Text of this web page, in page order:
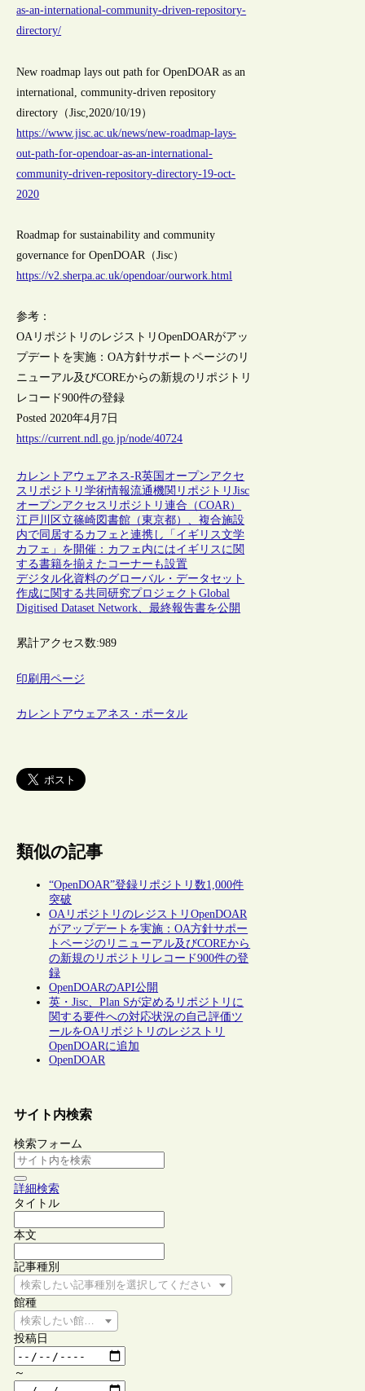
as-an-international-community-driven-repository-
directory/
New roadmap lays out path for OpenDOAR as an
international, community-driven repository
directory（Jisc,2020/10/19）
https://www.jisc.ac.uk/news/new-roadmap-lays-
out-path-for-opendoar-as-an-international-
community-driven-repository-directory-19-oct-
2020
Roadmap for sustainability and community
governance for OpenDOAR（Jisc）
https://v2.sherpa.ac.uk/opendoar/ourwork.html
参考：
OAリポジトリのレジストリOpenDOARがアッ
プデートを実施：OA方針サポートページのリ
ニューアル及びCOREからの新規のリポジトリ
レコード900件の登録
Posted 2020年4月7日
https://current.ndl.go.jp/node/40724
カレントアウェアネス-R英国 オープンアクセ
ス リポジトリ学術情報流通機関リポジトリJisc
オープンアクセスリポジトリ連合（COAR）
江戸川区立篠崎図書館（東京都）、複合施設
内で同居するカフェと連携し「イギリス文学
カフェ」を開催：カフェ内にはイギリスに関
する書籍を揃えたコーナーも設置
デジタル化資料のグローバル・データセット
作成に関する共同研究プロジェクトGlobal
Digitised Dataset Network、最終報告書を公開
累計アクセス数:989
印刷用ページ
カレントアウェアネス・ポータル
類似の記事
“OpenDOAR”登録リポジトリ数1,000件
突破
OAリポジトリのレジストリOpenDOAR
がアップデートを実施：OA方針サポー
トページのリニューアル及びCOREから
の新規のリポジトリレコード900件の登
録
OpenDOARのAPI公開
英・Jisc、Plan Sが定めるリポジトリに
関する要件への対応状況の自己評価ツ
ールをOAリポジトリのレジストリ
OpenDOARに追加
OpenDOAR
サイト内検索
検索フォーム
詳細検索
タイトル
本文
記事種別
検索したい記事種別を選択してください
館種
検索したい館種を選択してください
投稿日
～